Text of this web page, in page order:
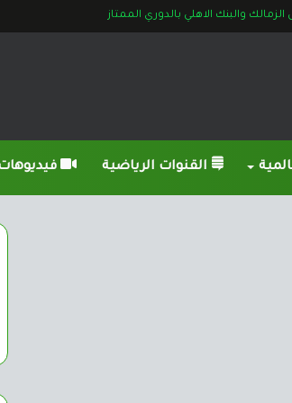
قبل لقاء البنك
القنوات الرياضية